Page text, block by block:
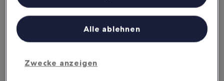
Cunda Garden
Liste der Partner (Lieferanten)
Zwecke anzeigen
Alle ablehnen